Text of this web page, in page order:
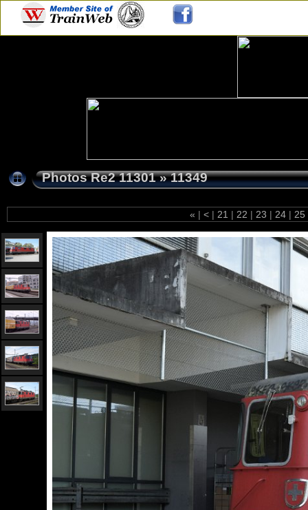
Photos Re2 11301»11349
« | < | 21 | 22 | 23 | 24 | 25